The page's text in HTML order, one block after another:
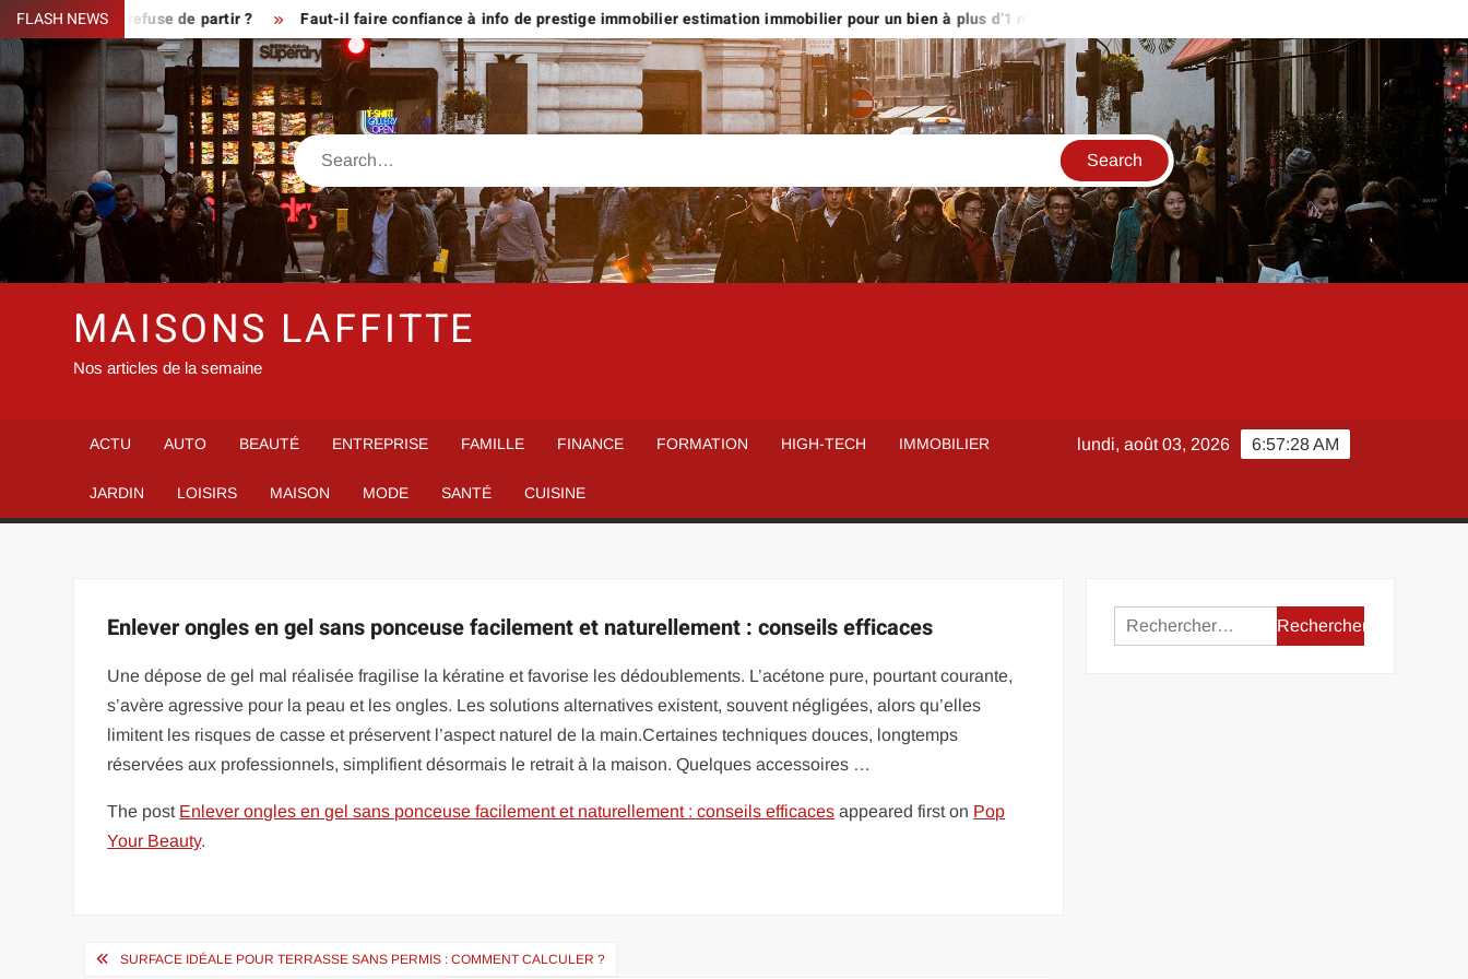
Skip
to
content
FLASH NEWS
le fermier refuse de partir ? Faut-il faire confiance à info de prestige immobilier estimation immobilier pour un bien à plus d’1 million d’euros ?
Search
MAISONS LAFFITTE
Nos articles de la semaine
ACTU AUTO BEAUTÉ ENTREPRISE FAMILLE FINANCE FORMATION HIGH-TECH IMMOBILIER
JARDIN LOISIRS MAISON MODE SANTÉ CUISINE
6:57:29 AM
lundi, août 03, 2026
Enlever ongles en gel sans ponceuse facilement et naturellement : conseils efficaces
Une dépose de gel mal réalisée fragilise la kératine et favorise les dédoublements. L’acétone pure, pourtant courante,
s’avère agressive pour la peau et les ongles. Les solutions alternatives existent, souvent négligées, alors qu’elles
limitent les risques de casse et préservent l’aspect naturel de la main.Certaines techniques douces, longtemps
réservées aux professionnels, simplifient désormais le retrait à la maison. Quelques accessoires …
The post Enlever ongles en gel sans ponceuse facilement et naturellement : conseils efficaces appeared first on Pop
Your Beauty.
Navigation
SURFACE IDÉALE POUR TERRASSE SANS PERMIS : COMMENT CALCULER ?
Rechercher :